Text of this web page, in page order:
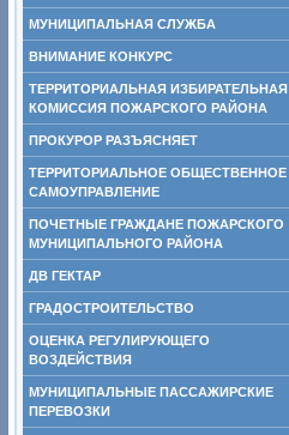
МУНИЦИПАЛЬНАЯ СЛУЖБА
ВНИМАНИЕ КОНКУРС
ТЕРРИТОРИАЛЬНАЯ ИЗБИРАТЕЛЬНАЯ
КОМИССИЯ ПОЖАРСКОГО РАЙОНА
ПРОКУРОР РАЗЪЯСНЯЕТ
ТЕРРИТОРИАЛЬНОЕ ОБЩЕСТВЕННОЕ
САМОУПРАВЛЕНИЕ
ПОЧЕТНЫЕ ГРАЖДАНЕ ПОЖАРСКОГО
МУНИЦИПАЛЬНОГО РАЙОНА
ДВ ГЕКТАР
ГРАДОСТРОИТЕЛЬСТВО
ОЦЕНКА РЕГУЛИРУЮЩЕГО
ВОЗДЕЙСТВИЯ
МУНИЦИПАЛЬНЫЕ ПАССАЖИРСКИЕ
ПЕРЕВОЗКИ